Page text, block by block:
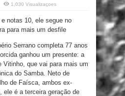
1,030 Visualizaçoes
notas 10, ele segue no
para mais um desfile
Serrano completa 77 anos
ganhou um presente: a
Vitinho, que vai para mais um
do Samba. Neto de
de Faísca, ambos ex-
ele é a terceira geração de